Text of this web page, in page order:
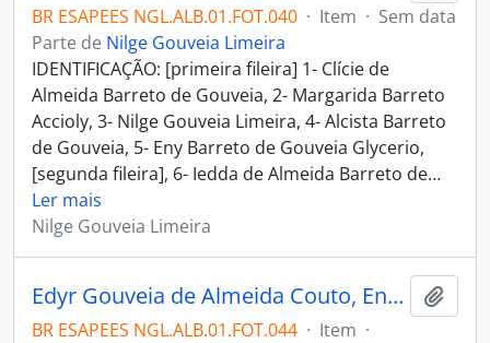
BR ESAPEES NGL.ALB.01.FOT.040 · Item · Sem data
Parte de Nilge Gouveia Limeira
IDENTIFICAÇÃO: [primeira fileira] 1- Clície de
Almeida Barreto de Gouveia, 2- Margarida Barreto
Accioly, 3- Nilge Gouveia Limeira, 4- Alcista Barreto
de Gouveia, 5- Eny Barreto de Gouveia Glycerio,
[segunda fileira], 6- Iedda de Almeida Barreto de…
Ler mais
Nilge Gouveia Limeira
Edyr Gouveia de Almeida Couto, Eny Barreto de Gouveia Glycerio, Anália de Almeida Gouveia Lins, Nilge Gouveia Limeira, Alcista Barreto de Gouveia, Evany Barreto de Gouveia Alves, Iedda de Almeida Barreto de Gouveia, Aline de Almeida Barreto de Gouveia e outros
BR ESAPEES NGL.ALB.01.FOT.044 · Item ·